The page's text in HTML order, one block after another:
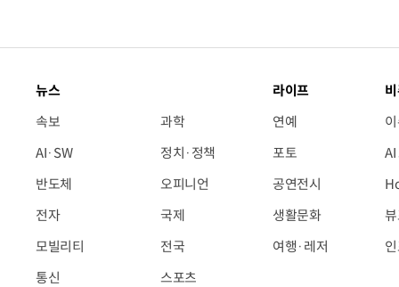
뉴스
속보
AI·SW
반도체
전자
모빌리티
통신
과학
정치·정책
오피니언
국제
전국
스포츠
라이프
연예
포토
공연전시
생활문화
여행·레저